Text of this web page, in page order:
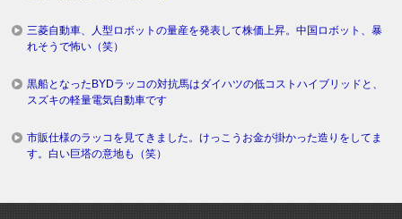
三菱自動車、人型ロボットの量産を発表して株価上昇。中国ロボット、暴
れそうで怖い（笑）
黒船となったBYDラッコの対抗馬はダイハツの低コストハイブリッドと、
スズキの軽量電気自動車です
市販仕様のラッコを見てきました。けっこうお金が掛かった造りをしてま
す。白い巨塔の意地も（笑）